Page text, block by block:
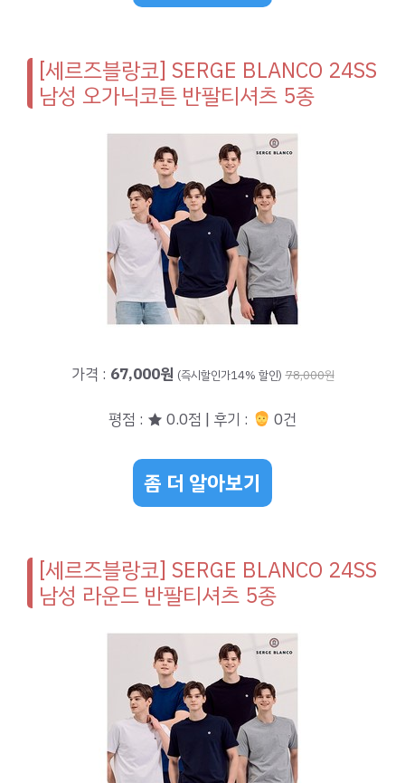
[세르즈블랑코] SERGE BLANCO 24SS
남성 오가닉코튼 반팔티셔츠 5종
가격 : 67,000원 (즉시할인가14% 할인) 78,000원
평점 : ★ 0.0점 | 후기 : 0건
좀 더 알아보기
[세르즈블랑코] SERGE BLANCO 24SS
남성 라운드 반팔티셔츠 5종